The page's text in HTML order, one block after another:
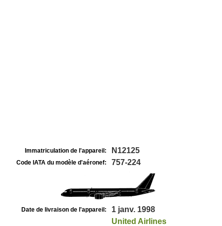
Immatriculation de l'appareil: N12125
Code IATA du modèle d'aéronef: 757-224
Date de livraison de l'appareil: 1 janv. 1998
United Airlines